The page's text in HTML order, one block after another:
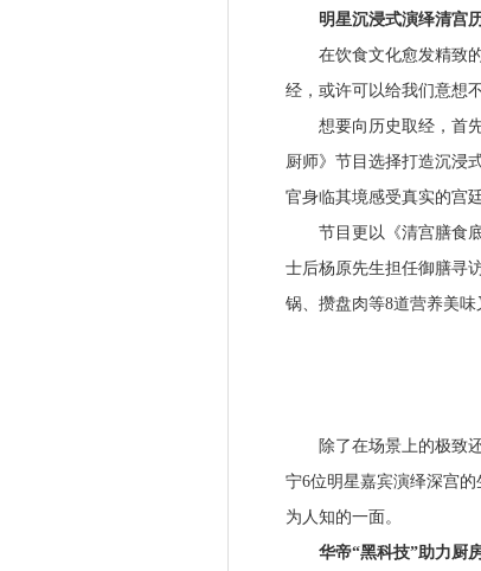
明星沉浸式演绎清宫历
在饮食文化愈发精致的
经，或许可以给我们意想
想要向历史取经，首先
厨师》节目选择打造沉浸
官身临其境感受真实的宫廷
节目更以《清宫膳食底
士后杨原先生担任御膳寻
锅、攒盘肉等8道营养美
除了在场景上的极致还
宁6位明星嘉宾演绎深宫
为人知的一面。
华帝“黑科技”助力厨